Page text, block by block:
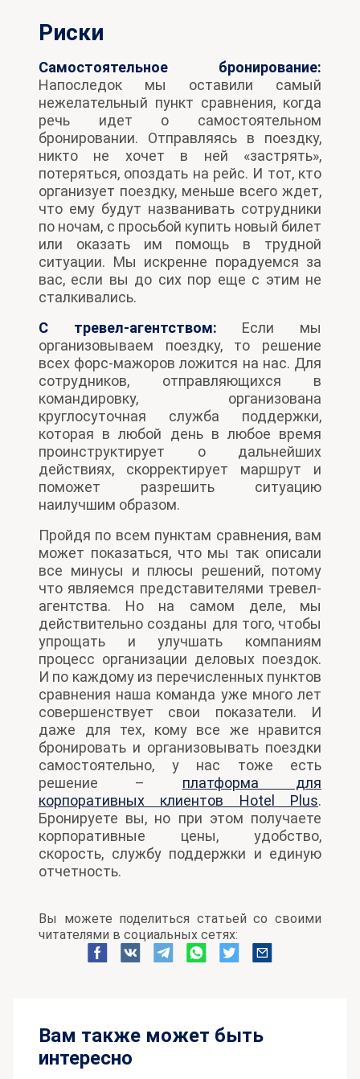
Риски
Самостоятельное бронирование:
Напоследок мы оставили самый
нежелательный пункт сравнения, когда
речь идет о самостоятельном
бронировании. Отправляясь в поездку,
никто не хочет в ней «застрять»,
потеряться, опоздать на рейс. И тот, кто
организует поездку, меньше всего ждет,
что ему будут названивать сотрудники
по ночам, с просьбой купить новый билет
или оказать им помощь в трудной
ситуации. Мы искренне порадуемся за
вас, если вы до сих пор еще с этим не
сталкивались.
С тревел-агентством:
Если мы
организовываем поездку, то решение
всех форс-мажоров ложится на нас. Для
сотрудников, отправляющихся в
командировку, организована
круглосуточная служба поддержки,
которая в любой день в любое время
проинструктирует о дальнейших
действиях, скорректирует маршрут и
поможет разрешить ситуацию
наилучшим образом.
Пройдя по всем пунктам сравнения, вам
может показаться, что мы так описали
все минусы и плюсы решений, потому
что являемся представителями тревел-
агентства. Но на самом деле, мы
действительно созданы для того, чтобы
упрощать и улучшать компаниям
процесс организации деловых поездок.
И по каждому из перечисленных пунктов
сравнения наша команда уже много лет
совершенствует свои показатели. И
даже для тех, кому все же нравится
бронировать и организовывать поездки
самостоятельно, у нас тоже есть
решение – платформа для
корпоративных клиентов Hotel Plus.
Бронируете вы, но при этом получаете
корпоративные цены, удобство,
скорость, службу поддержки и единую
отчетность.
Вы можете поделиться статьей со своими
читателями в социальных сетях:
Вам также может быть
интересно